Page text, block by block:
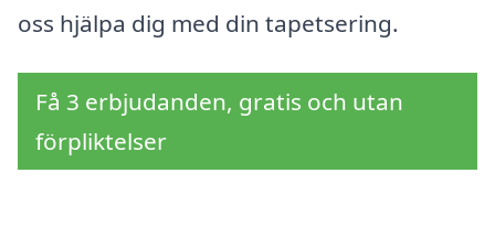
oss hjälpa dig med din tapetsering.
Få 3 erbjudanden, gratis och utan
förpliktelser